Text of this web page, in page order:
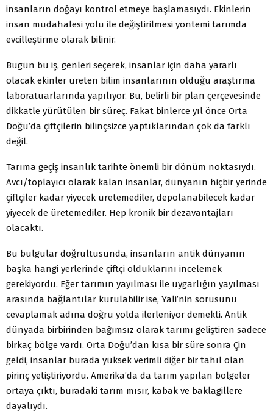
insanların doğayı kontrol etmeye başlamasıydı. Ekinlerin
insan müdahalesi yolu ile değiştirilmesi yöntemi tarımda
evcilleştirme olarak bilinir.
Bugün bu iş, genleri seçerek, insanlar için daha yararlı
olacak ekinler üreten bilim insanlarının olduğu araştırma
laboratuarlarında yapılıyor. Bu, belirli bir plan çerçevesinde
dikkatle yürütülen bir süreç. Fakat binlerce yıl önce Orta
Doğu’da çiftçilerin bilinçsizce yaptıklarından çok da farklı
değil.
Tarıma geçiş insanlık tarihte önemli bir dönüm noktasıydı.
Avcı/toplayıcı olarak kalan insanlar, dünyanın hiçbir yerinde
çiftçiler kadar yiyecek üretemediler, depolanabilecek kadar
yiyecek de üretemediler. Hep kronik bir dezavantajları
olacaktı.
Bu bulgular doğrultusunda, insanların antik dünyanın
başka hangi yerlerinde çiftçi olduklarını incelemek
gerekiyordu. Eğer tarımın yayılması ile uygarlığın yayılması
arasında bağlantılar kurulabilir ise, Yali’nin sorusunu
cevaplamak adına doğru yolda ilerleniyor demekti. Antik
dünyada birbirinden bağımsız olarak tarımı geliştiren sadece
birkaç bölge vardı. Orta Doğu’dan kısa bir süre sonra Çin
geldi, insanlar burada yüksek verimli diğer bir tahıl olan
pirinç yetiştiriyordu. Amerika’da da tarım yapılan bölgeler
ortaya çıktı, buradaki tarım mısır, kabak ve baklagillere
dayalıydı.